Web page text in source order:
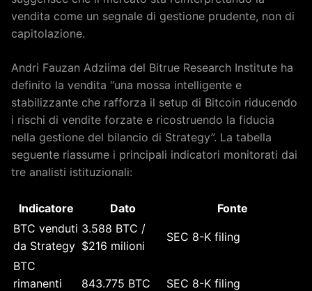
vendita come un segnale di gestione prudente, non di
capitolazione.
Andri Fauzan Adziima del Bitrue Research Institute ha
definito la vendita “una mossa intelligente e
stabilizzante che rafforza il setup di Bitcoin riducendo
i rischi di vendite forzate e ricostruendo la fiducia
nella gestione del bilancio di Strategy”. La tabella
seguente riassume i principali indicatori monitorati dai
tre analisti istituzionali:
Indicatore Dato
Fonte
BTC venduti
da Strategy
3.588 BTC /
$216 milioni
SEC 8-K filing
BTC
rimanenti
843.775 BTC SEC 8-K filing